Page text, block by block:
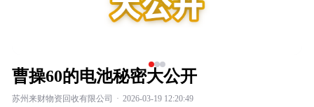
曹操60的电池秘密大公开
苏州来财物资回收有限公司 · 2026-03-19 12:20:49